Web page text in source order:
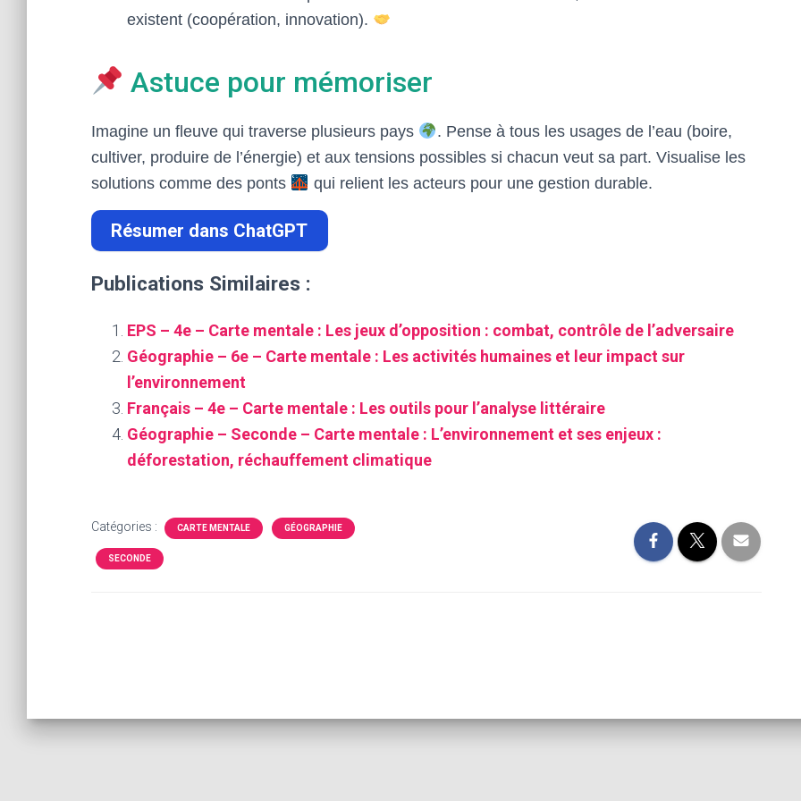
existent (coopération, innovation).
Astuce pour mémoriser
Imagine un fleuve qui traverse plusieurs pays
. Pense à tous les usages de l’eau (boire,
cultiver, produire de l’énergie) et aux tensions possibles si chacun veut sa part. Visualise les
solutions comme des ponts
qui relient les acteurs pour une gestion durable.
Résumer dans ChatGPT
Publications Similaires :
EPS – 4e – Carte mentale : Les jeux d’opposition : combat, contrôle de l’adversaire
Géographie – 6e – Carte mentale : Les activités humaines et leur impact sur
l’environnement
Français – 4e – Carte mentale : Les outils pour l’analyse littéraire
Géographie – Seconde – Carte mentale : L’environnement et ses enjeux :
déforestation, réchauffement climatique
Catégories : CARTE MENTALE GÉOGRAPHIE
SECONDE